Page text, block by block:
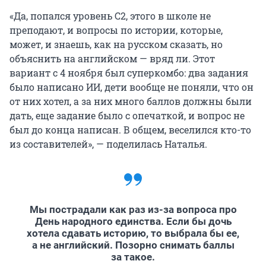
«Да, попался уровень С2, этого в школе не
преподают, и вопросы по истории, которые,
может, и знаешь, как на русском сказать, но
объяснить на английском — вряд ли. Этот
вариант с 4 ноября был суперкомбо: два задания
было написано ИИ, дети вообще не поняли, что он
от них хотел, а за них много баллов должны были
дать, еще задание было с опечаткой, и вопрос не
был до конца написан. В общем, веселился кто-то
из составителей», — поделилась Наталья.
Мы пострадали как раз из-за вопроса про
День народного единства. Если бы дочь
хотела сдавать историю, то выбрала бы ее,
а не английский. Позорно снимать баллы
за такое.